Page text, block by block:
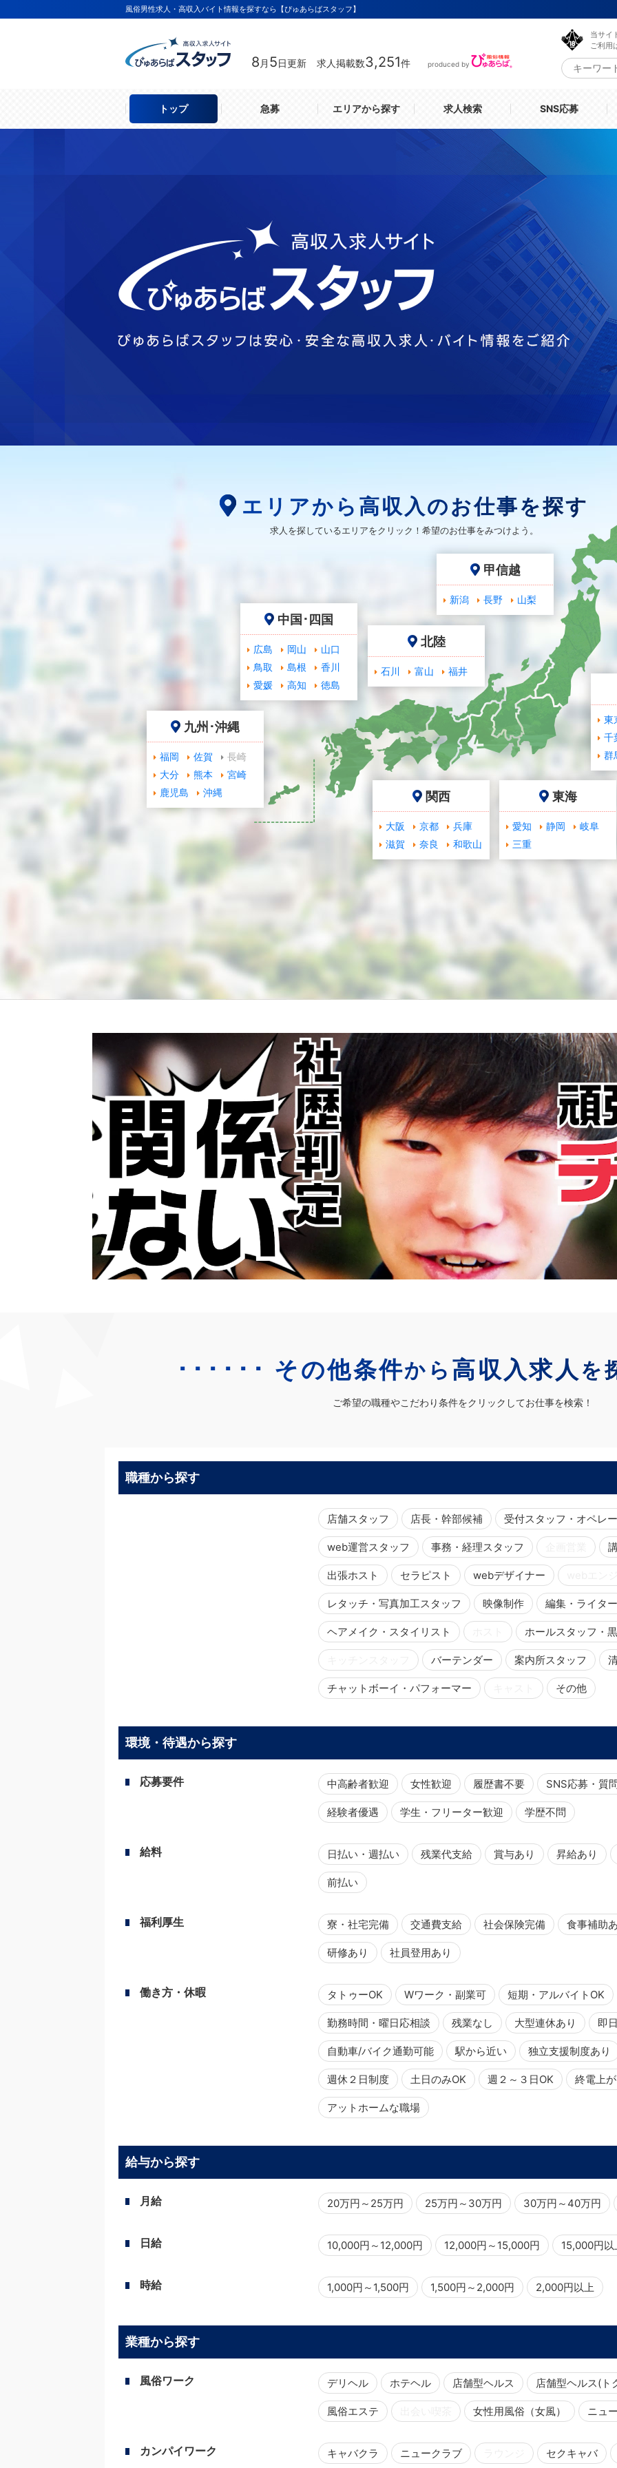
風俗男性求人・高収入バイト情報を探すなら【ぴゅあらばスタッフ】
8 月 5日更新 求人掲載数3,251件 produced by
当サイ
ご利用
トップ 急募 エリアから探す 求人検索 SNS応募
エリアから高収入のお仕事を探す
求人を探しているエリアをクリック！希望のお仕事をみつけよう。
東
千
群
関西
大阪 京都
兵庫
滋賀
奈良 和歌山
北陸
石川 富山 福井
甲信越
新潟 長野 山梨
東海
愛知 静岡
岐阜
三重
中国･四国
広島 岡山
山口
鳥取
島根
香川
愛媛
高知 徳島
九州･沖縄
福岡 佐賀
長崎
大分
熊本
宮崎
鹿児島
沖縄
･･････ その他条件から 高収入求人 を
ご希望の職種やこだわり条件をクリックしてお仕事を検索！
職種から探す
店舗スタッフ 店長・幹部候補 受付スタッフ・オペレ
web運営スタッフ 事務・経理スタッフ
出張ホスト セラピスト webデザイナー
レタッチ・写真加工スタッフ 映像制作 編集・ライター
ヘアメイク・スタイリスト ホールスタッフ・
バーテンダー 案内所スタッフ
チャットボーイ・パフォーマー その他
環境・待遇から探す
応募要件 中高齢者歓迎 女性歓迎 履歴書不要 SNS応募・質
経験者優遇 学生・フリーター歓迎 学歴不問
給料 日払い・週払い 残業代支給 賞与あり 昇給あり
前払い
福利厚生 寮・社宅完備 交通費支給 社会保険完備 食事補助
研修あり 社員登用あり
働き方・休暇 タトゥーOK Wワーク・副業可 短期・アルバイトOK
勤務時間・曜日応相談 残業なし 大型連休あり 即
自動車/バイク通勤可能 駅から近い 独立支援制度あり
週休２日制度 土日のみOK 週２～３日OK 終電上
アットホームな職場
給与から探す
月給 20万円～25万円 25万円～30万円 30万円～40万円
日給 10,000円～12,000円 12,000円～15,000円 15,000円以
時給 1,000円～1,500円 1,500円～2,000円 2,000円以上
業種から探す
風俗ワーク デリヘル ホテヘル 店舗型ヘルス 店舗型ヘルス(ト
風俗エステ 女性用風俗（女風） ニュ
カンパイワーク キャバクラ ニュークラブ セクキャバ